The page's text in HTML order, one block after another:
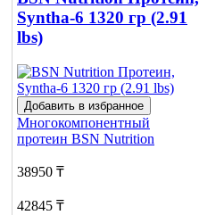
Syntha-6 1320 гр (2.91
lbs)
Добавить в избранное
Многокомпонентный
протеин BSN Nutrition
38950 ₸
42845 ₸